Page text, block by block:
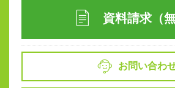
資料請求（無
お問い合わ